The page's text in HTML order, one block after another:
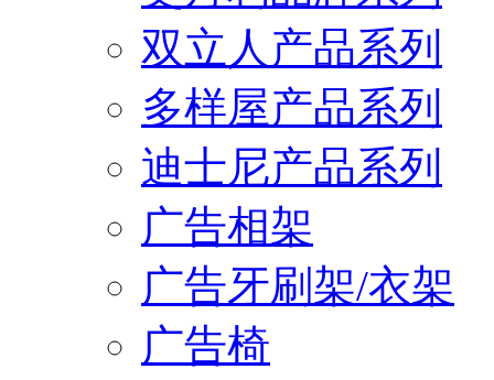
双立人产品系列
多样屋产品系列
迪士尼产品系列
广告相架
广告牙刷架/衣架
广告椅